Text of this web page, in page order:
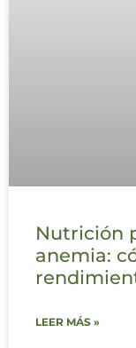
Nutrición
anemia:
LEER MÁS »